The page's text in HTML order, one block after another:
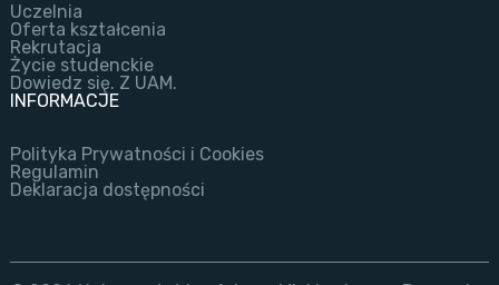
Uczelnia
Oferta kształcenia
Rekrutacja
Życie studenckie
Dowiedz się. Z UAM.
INFORMACJE
Polityka Prywatności i Cookies
Regulamin
Deklaracja dostępności